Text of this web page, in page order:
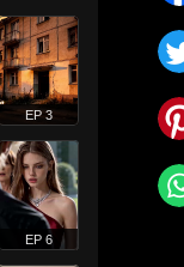
EP 3
EP 6